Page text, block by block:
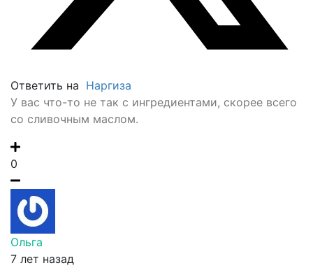
Ответить на Наргиза
У вас что-то не так с ингредиентами, скорее всего
со сливочным маслом.
0
Ольга
7 лет назад